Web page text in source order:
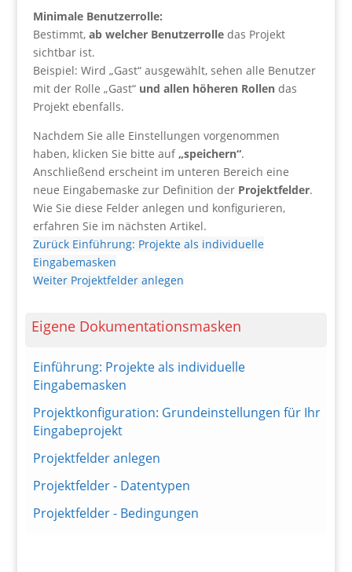
Eigene Dokumentationsmasken
Einführung: Projekte als individuelle
Eingabemasken
Projektkonfiguration: Grundeinstellungen für Ihr
Eingabeprojekt
Projektfelder anlegen
Projektfelder - Datentypen
Projektfelder - Bedingungen
Minimale Benutzerrolle:
Bestimmt,ab welcher Benutzerrolle das Projekt
sichtbar ist.
Beispiel: Wird „Gast“ ausgewählt, sehen alle Benutzer
mit der Rolle „Gast“ und allen höheren Rollen das
Projekt ebenfalls.
Nachdem Sie alle Einstellungen vorgenommen
haben, klicken Sie bitte auf„speichern“.
Anschließend erscheint im unteren Bereich eine
neue Eingabemaske zur Definition der Projektfelder.
Wie Sie diese Felder anlegen und konfigurieren,
erfahren Sie im nächsten Artikel.
Zurück Einführung: Projekte als individuelle
Eingabemasken
Weiter Projektfelder anlegen